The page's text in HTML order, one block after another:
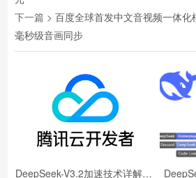
下一篇 > 百度全球首发中文音视频一体化
毫秒级音画同步
DeepSeek-V3.2加速技术详解，